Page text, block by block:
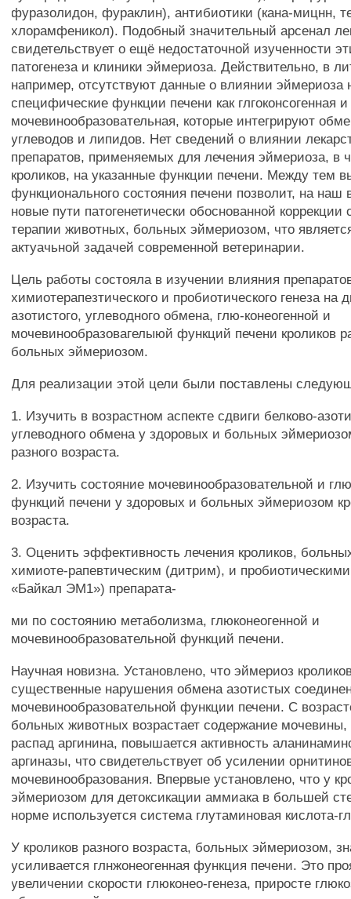
фуразолидон, фураклин), антибиотики (кана-мицнн,
хлорамфеникол). Подобный значительный арсенал
свидетельствует о ещё недостаточной изученности
патогенеза и клиники эймериоза. Действительно, в
например, отсутствуют данные о влиянии эймериоза
специфические функции печени как глгоконсогенная и
мочевинообразовательная, которые интегрируют
углеводов и липидов. Нет сведений о влиянии
препаратов, применяемых для лечения эймериоза, в
кроликов, на указанные функции печени. Между тем
функционального состояния печени позволит, на наш
новые пути патогенетически обоснованной
терапии животных, больных эймериозом, что
актуачьной задачей современной ветеринарии.
Цель работы состояла в изучении влияния
химиотерапезтического и пробиотического генеза на
азотистого, углеводного обмена, глю-конеогенной и
мочевинообразовагелыюй функций печени кроликов
больных эймериозом.
Для реализации этой цели были поставлены
1. Изучить в возрастном аспекте сдвиги белково-
углеводного обмена у здоровых и больных
разного возраста.
2. Изучить состояние мочевинообразовательной и
функций печени у здоровых и больных эймериозом
возраста.
3. Оценить эффективность лечения кроликов,
химиоте-рапевтическим (дитрим), и
«Байкал ЭМ1») препарата-
ми по состоянию метаболизма, глюконеогенной и
мочевинообразовательной функций печени.
Научная новизна. Установлено, что эймериоз
существенные нарушения обмена азотистых
мочевинообразовательной функции печени. С
больных животных возрастает содержание мочевины,
распад аргинина, повышается активность
аргиназы, что свидетельствует об усилении
мочевинообразования. Впервые установлено, что у
эймериозом для детоксикации аммиака в большей
норме используется система глутаминовая кислота-
У кроликов разного возраста, больных эймериозом,
усиливается глнжонеогенная функция печени. Это
увеличении скорости глюконео-генеза, приросте